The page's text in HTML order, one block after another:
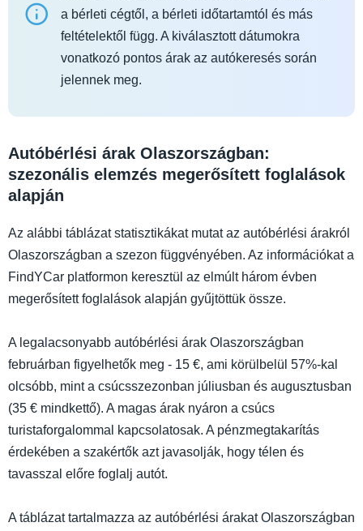
a bérleti cégtől, a bérleti időtartamtól és más
feltételektől függ. A kiválasztott dátumokra
vonatkozó pontos árak az autókeresés során
jelennek meg.
Autóbérlési árak Olaszországban:
szezonális elemzés megerősített foglalások
alapján
Az alábbi táblázat statisztikákat mutat az autóbérlési árakról
Olaszországban a szezon függvényében. Az információkat a
FindYCar platformon keresztül az elmúlt három évben
megerősített foglalások alapján gyűjtöttük össze.
A legalacsonyabb autóbérlési árak Olaszországban
februárban figyelhetők meg - 15 €, ami körülbelül 57%-kal
olcsóbb, mint a csúcsszezonban júliusban és augusztusban
(35 € mindkettő). A magas árak nyáron a csúcs
turistaforgalommal kapcsolatosak. A pénzmegtakarítás
érdekében a szakértők azt javasolják, hogy télen és
tavasszal előre foglalj autót.
A táblázat tartalmazza az autóbérlési árakat Olaszországban